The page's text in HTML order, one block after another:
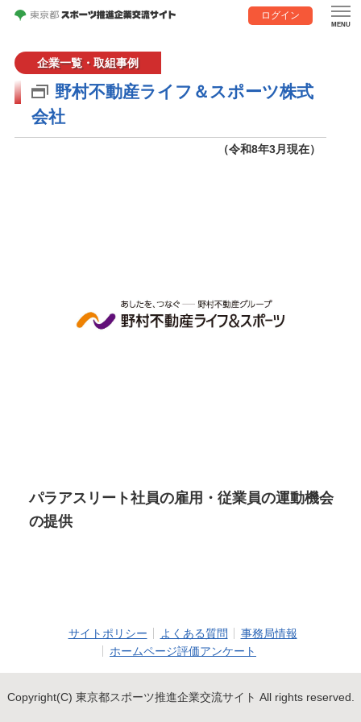
ログイン
企業一覧・取組事例
野村不動産ライフ＆スポーツ株式
会社
（令和8年3月現在）
パラアスリート社員の雇用・従業員の運動機会
の提供
サイトポリシー よくある質問
事務局情報
ホームページ評価アンケート
Copyright(C) 東京都スポーツ推進企業交流サイト All rights reserved.